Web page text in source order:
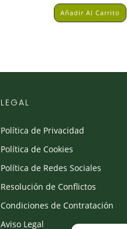
Añadir Al Carrito
LEGAL
Política de Privacidad
Política de Cookies
Política de Redes Sociales
Resolución de Conflictos
Condiciones de Contratación
Aviso Legal